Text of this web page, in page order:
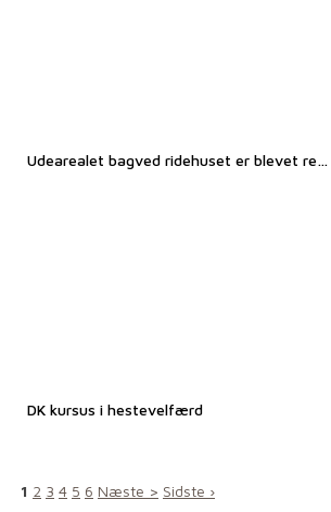
Udearealet bagved ridehuset er blevet renoveret
DK kursus i hestevelfærd
1 2 3 4 5 6 Næste > Sidste ›